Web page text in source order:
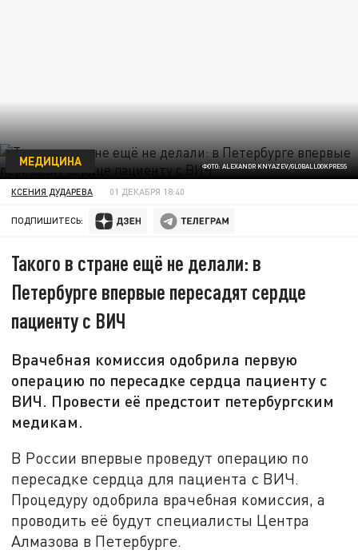
ФОТО: ALEXANDR KNYAZEV/GLOBALLOOKPRESS
МЕДИЦИНА
КСЕНИЯ ДУДАРЕВА 01 ДЕКАБРЯ 18:40
ПОДПИШИТЕСЬ:
Такого в стране ещё не делали: в
Петербурге впервые пересадят сердце
пациенту с ВИЧ
Врачебная комиссия одобрила первую
операцию по пересадке сердца пациенту с
ВИЧ. Провести её предстоит петербургским
медикам.
В России впервые проведут операцию по
пересадке сердца для пациента с ВИЧ.
Процедуру одобрила врачебная комиссия, а
проводить её будут специалисты Центра
Алмазова в Петербурге.